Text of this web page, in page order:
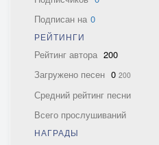
Подписан на 0
РЕЙТИНГИ
Рейтинг автора 200
Загружено песен 0 200
Средний рейтинг песни
Всего прослушиваний
НАГРАДЫ